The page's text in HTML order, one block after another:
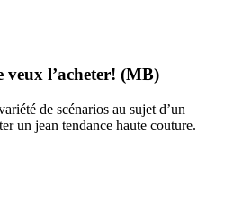
l’acheter! (MB)
de scénarios au sujet d’un
un jean tendance haute couture.